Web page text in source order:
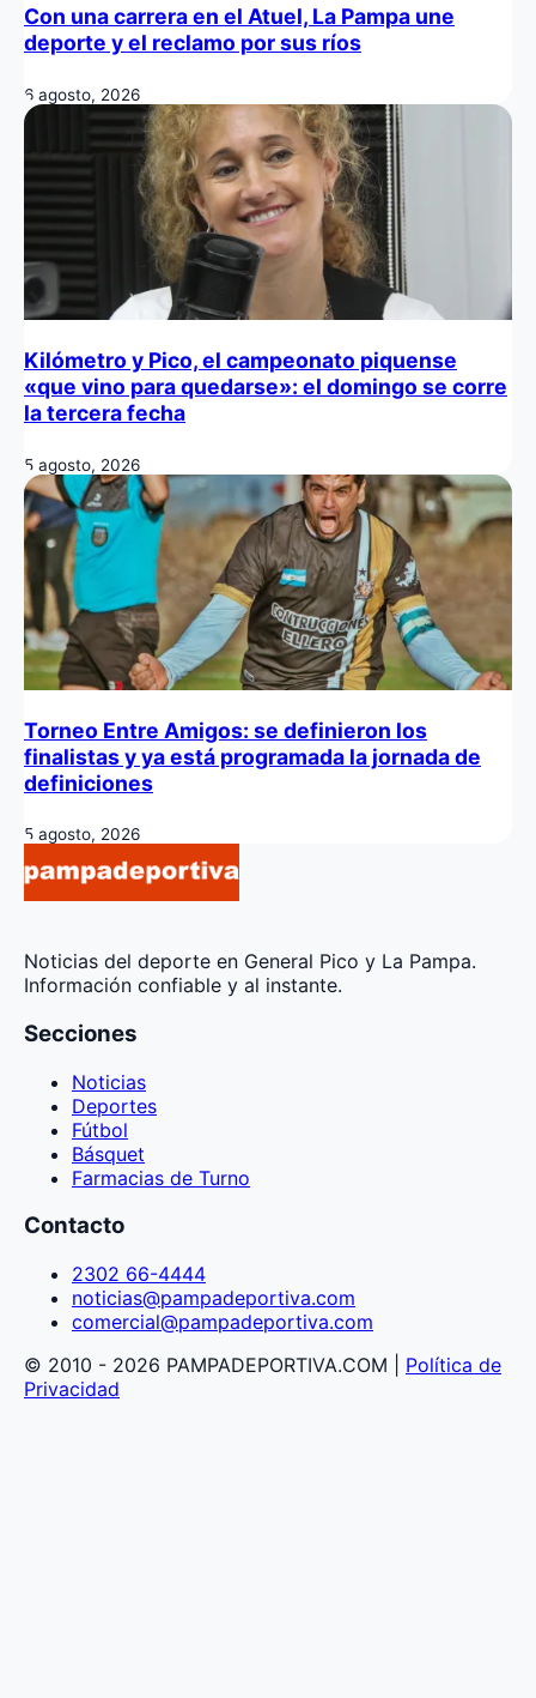
Con una carrera en el Atuel, La Pampa une
deporte y el reclamo por sus ríos
6 agosto, 2026
Kilómetro y Pico, el campeonato piquense
«que vino para quedarse»: el domingo se corre
la tercera fecha
5 agosto, 2026
Torneo Entre Amigos: se definieron los
finalistas y ya está programada la jornada de
definiciones
5 agosto, 2026
Noticias del deporte en General Pico y La Pampa.
Información confiable y al instante.
Secciones
Noticias
Deportes
Fútbol
Básquet
Farmacias de Turno
Contacto
2302 66-4444
noticias@pampadeportiva.com
comercial@pampadeportiva.com
© 2010 - 2026 PAMPADEPORTIVA.COM | Política de
Privacidad